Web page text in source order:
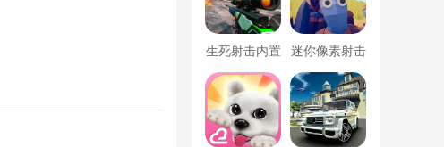
生死射击内置
菜单版
迷你像素射击
大乱斗手游